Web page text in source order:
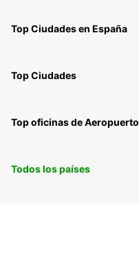
Top Ciudades en España
Top Ciudades
Top oficinas de Aeropuerto
Todos los países